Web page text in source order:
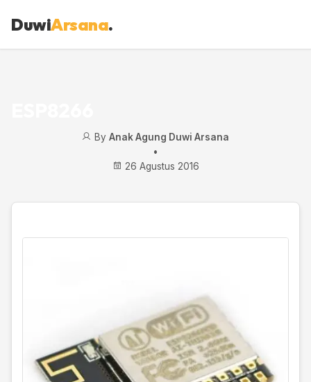
DuwiArsana.
By Anak Agung Duwi Arsana
•
26 Agustus 2016